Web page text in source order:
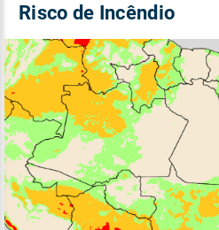
Risco de Incêndio